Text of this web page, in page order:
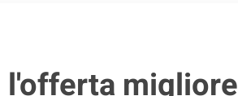
l'offerta migliore